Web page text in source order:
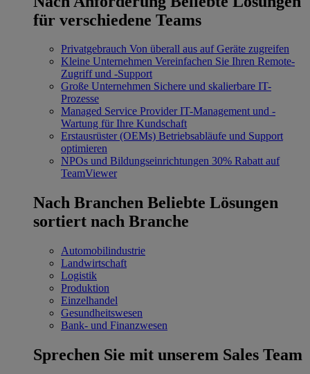
für verschiedene Teams
Privatgebrauch Von überall aus auf Geräte zugreifen
Kleine Unternehmen Vereinfachen Sie Ihren Remote-
Zugriff und -Support
Große Unternehmen Sichere und skalierbare IT-
Prozesse
Managed Service Provider IT-Management und -
Wartung für Ihre Kundschaft
Erstausrüster (OEMs) Betriebsabläufe und Support
optimieren
NPOs und Bildungseinrichtungen 30% Rabatt auf
TeamViewer
Nach Branchen Beliebte Lösungen
sortiert nach Branche
Automobilindustrie
Landwirtschaft
Logistik
Produktion
Einzelhandel
Gesundheitswesen
Bank- und Finanzwesen
Sprechen Sie mit unserem Sales Team